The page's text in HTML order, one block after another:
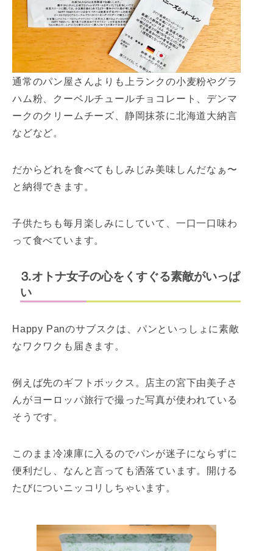
通常のパン屋さんよりも上ランクの小麦粉やグラ
ハム粉、クーベルチュールチョコレート、デンマ
ークのクリームチーズ、静岡抹茶に北海道大納言
などなど。
だからどれを食べてもしみじみ美味しんだなぁ〜
と納得できます。
子供たちも毎月楽しみにしていて、一口一口味わ
って食べています。
⒊オトナ女子の心をくすぐる素敵がいっぱ
い
Happy Panのサブスクは、パンといっしょに素敵
なワクワクも届きます。
例えば先のギフトボックス。店主の宮下由美子さ
んがヨーロッパ旅行で撮った写真が使われている
そうです。
このまま冷凍庫に入るのでパンが迷子にならずに
便利だし、なんと言っても洒落ています。開ける
たびについニッコリしちゃいます。